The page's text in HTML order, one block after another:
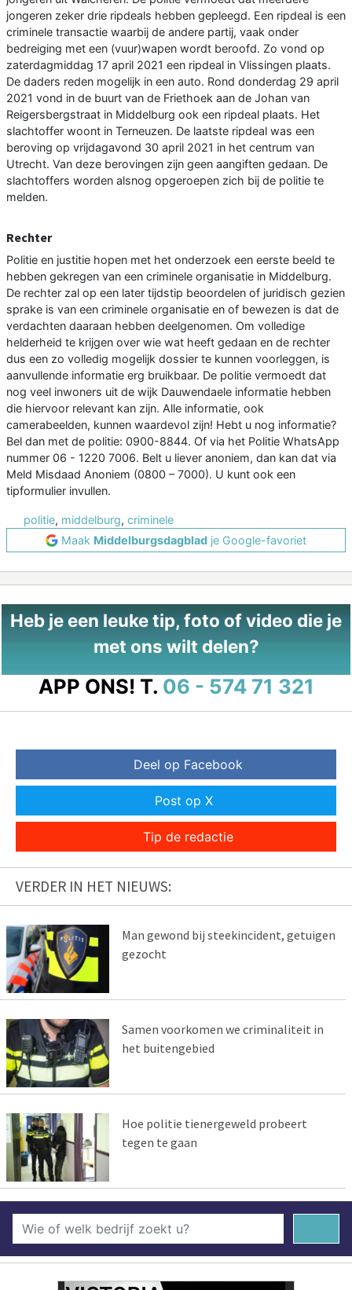
jongeren zeker drie ripdeals hebben gepleegd. Een ripdeal is een
criminele transactie waarbij de andere partij, vaak onder
bedreiging met een (vuur)wapen wordt beroofd. Zo vond op
zaterdagmiddag 17 april 2021 een ripdeal in Vlissingen plaats.
De daders reden mogelijk in een auto. Rond donderdag 29 april
2021 vond in de buurt van de Friethoek aan de Johan van
Reigersbergstraat in Middelburg ook een ripdeal plaats. Het
slachtoffer woont in Terneuzen. De laatste ripdeal was een
beroving op vrijdagavond 30 april 2021 in het centrum van
Utrecht. Van deze berovingen zijn geen aangiften gedaan. De
slachtoffers worden alsnog opgeroepen zich bij de politie te
melden.
Rechter
Politie en justitie hopen met het onderzoek een eerste beeld te
hebben gekregen van een criminele organisatie in Middelburg.
De rechter zal op een later tijdstip beoordelen of juridisch gezien
sprake is van een criminele organisatie en of bewezen is dat de
verdachten daaraan hebben deelgenomen. Om volledige
helderheid te krijgen over wie wat heeft gedaan en de rechter
dus een zo volledig mogelijk dossier te kunnen voorleggen, is
aanvullende informatie erg bruikbaar. De politie vermoedt dat
nog veel inwoners uit de wijk Dauwendaele informatie hebben
die hiervoor relevant kan zijn. Alle informatie, ook
camerabeelden, kunnen waardevol zijn! Hebt u nog informatie?
Bel dan met de politie: 0900-8844. Of via het Politie WhatsApp
nummer 06 - 1220 7006. Belt u liever anoniem, dan kan dat via
Meld Misdaad Anoniem (0800 – 7000). U kunt ook een
tipformulier invullen.
politie, middelburg, criminele
Maak Middelburgsdagblad je Google-favoriet
Heb je een leuke tip, foto of video die je
met ons wilt delen?
APP ONS! T. 06 - 574 71 321
Deel op Facebook
Post op X
Tip de redactie
VERDER IN HET NIEUWS:
Man gewond bij steekincident, getuigen
gezocht
Samen voorkomen we criminaliteit in
het buitengebied
Hoe politie tienergeweld probeert
tegen te gaan